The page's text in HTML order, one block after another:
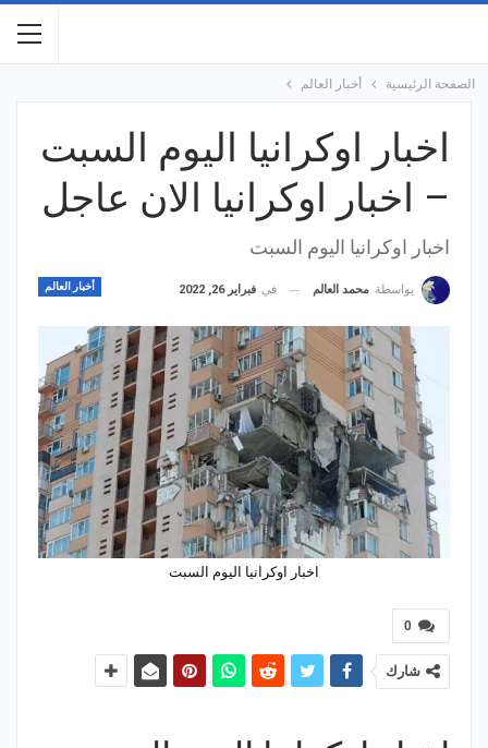
الصفحة الرئيسية أخبار العالم
اخبار اوكرانيا اليوم السبت
– اخبار اوكرانيا الان عاجل
اخبار اوكرانيا اليوم السبت
أخبار العالم بواسطة محمد العالم في فبراير 26, 2022
اخبار اوكرانيا اليوم السبت
0
شارك